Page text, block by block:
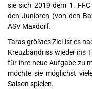
sie sich 2019 dem 1.
den Junioren (von den
ASV Maxdorf.
Taras größtes Ziel ist es
Kreuzbandriss wieder ins
für ihre neue Aufgabe zu
möchte sie möglichst
Saison spielen.